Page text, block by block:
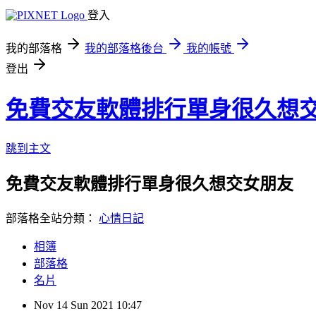
登入
我的部落格 我的部落格後台
我的帳號
登出
免費交友軟體排行單身很久想
跳到主文
免費交友軟體排行單身很久想交女朋友
部落格全站分類： 心情日記
相簿
部落格
名片
Nov 14 Sun 2021 10:47